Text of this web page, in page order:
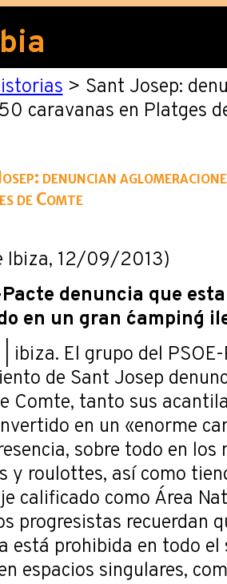
> Sant Josep:
caravanas en Platges
denuncian
de Comte
Ibiza, 12/09/2013)
Pacte denuncia que
en un gran ´camping´
ibiza. ­El grupo del
de Sant Josep
Comte, tanto sus
en un «enorme
sobre todo en los
y roulottes, así como
calificado como Área
progresistas recuerdan
está prohibida en todo
espacios singulares,